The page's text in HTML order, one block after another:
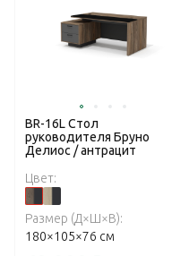
BR-16L Стол
руководителя Бруно
Делиос / антрацит
Цвет:
Размер (Д×Ш×В):
180×105×76 см